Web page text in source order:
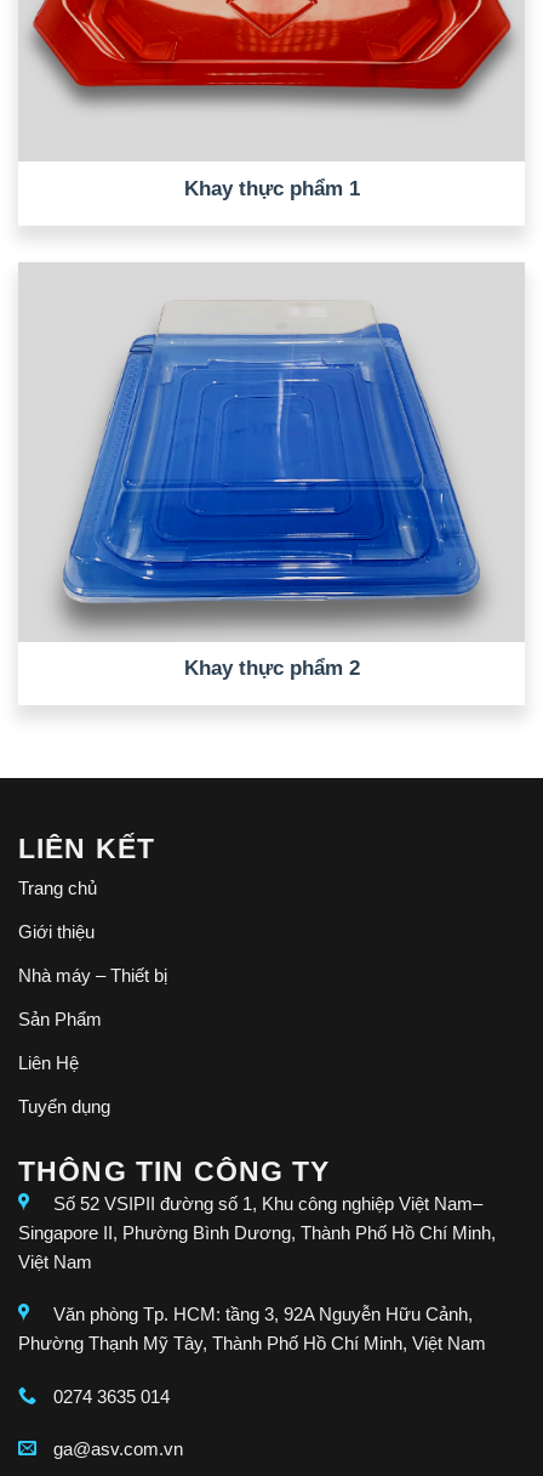
Khay thực phẩm 1
Khay thực phẩm 2
LIÊN KẾT
Trang chủ
Giới thiệu
Nhà máy – Thiết bị
Sản Phẩm
Liên Hệ
Tuyển dụng
THÔNG TIN CÔNG TY
Số 52 VSIPII đường số 1, Khu công nghiệp Việt Nam–
Singapore II, Phường Bình Dương, Thành Phố Hồ Chí Minh,
Việt Nam
Văn phòng Tp. HCM: tầng 3, 92A Nguyễn Hữu Cảnh,
Phường Thạnh Mỹ Tây, Thành Phố Hồ Chí Minh, Việt Nam
0274 3635 014
ga@asv.com.vn